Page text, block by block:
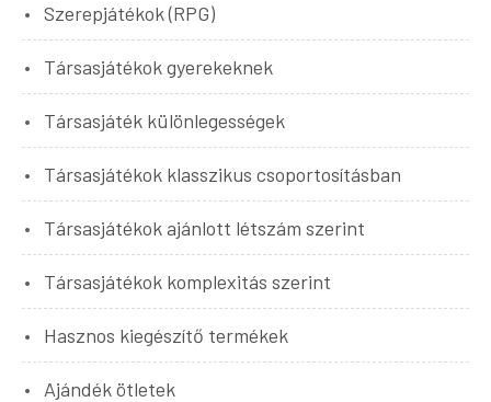
Szerepjátékok (RPG)
Társasjátékok gyerekeknek
Társasjáték különlegességek
Társasjátékok klasszikus csoportosításban
Társasjátékok ajánlott létszám szerint
Társasjátékok komplexitás szerint
Hasznos kiegészítő termékek
Ajándék ötletek